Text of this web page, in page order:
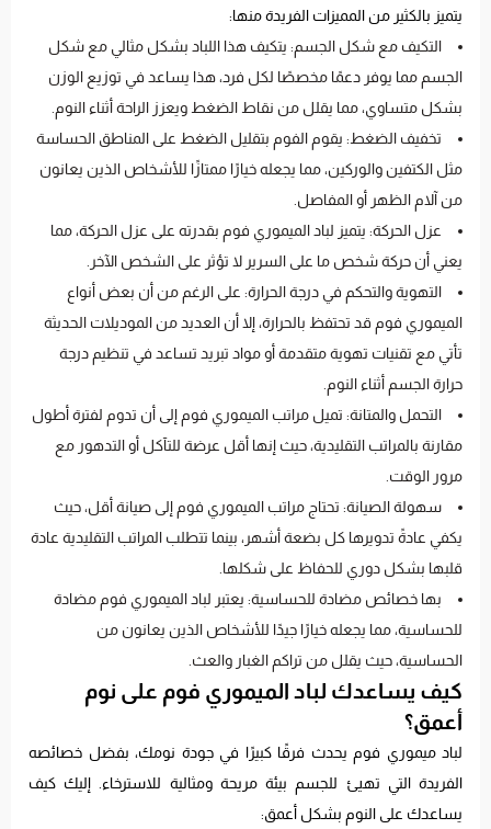
يتميز بالكثير من المميزات الفريدة منها:
التكيف مع شكل الجسم: يتكيف هذا اللباد بشكل مثالي مع شكل
الجسم مما يوفر دعمًا مخصصًا لكل فرد، هذا يساعد في توزيع الوزن
بشكل متساوي، مما يقلل من نقاط الضغط ويعزز الراحة أثناء النوم.
تخفيف الضغط: يقوم الفوم بتقليل الضغط على المناطق الحساسة
مثل الكتفين والوركين، مما يجعله خيارًا ممتازًا للأشخاص الذين يعانون
من آلام الظهر أو المفاصل.
عزل الحركة: يتميز لباد الميموري فوم بقدرته على عزل الحركة، مما
يعني أن حركة شخص ما على السرير لا تؤثر على الشخص الآخر.
التهوية والتحكم في درجة الحرارة: على الرغم من أن بعض أنواع
الميموري فوم قد تحتفظ بالحرارة، إلا أن العديد من الموديلات الحديثة
تأتي مع تقنيات تهوية متقدمة أو مواد تبريد تساعد في تنظيم درجة
حرارة الجسم أثناء النوم.
التحمل والمتانة: تميل مراتب الميموري فوم إلى أن تدوم لفترة أطول
مقارنة بالمراتب التقليدية، حيث إنها أقل عرضة للتآكل أو التدهور مع
مرور الوقت.
سهولة الصيانة: تحتاج مراتب الميموري فوم إلى صيانة أقل، حيث
يكفي عادةً تدويرها كل بضعة أشهر، بينما تتطلب المراتب التقليدية عادة
قلبها بشكل دوري للحفاظ على شكلها.
بها خصائص مضادة للحساسية: يعتبر لباد الميموري فوم مضادة
للحساسية، مما يجعله خيارًا جيدًا للأشخاص الذين يعانون من
الحساسية، حيث يقلل من تراكم الغبار والعث.
كيف يساعدك لباد الميموري فوم على نوم
أعمق؟
لباد ميموري فوم يحدث فرقًا كبيرًا في جودة نومك، بفضل خصائصه
الفريدة التي تهيئ للجسم بيئة مريحة ومثالية للاسترخاء. إليك كيف
يساعدك على النوم بشكل أعمق: